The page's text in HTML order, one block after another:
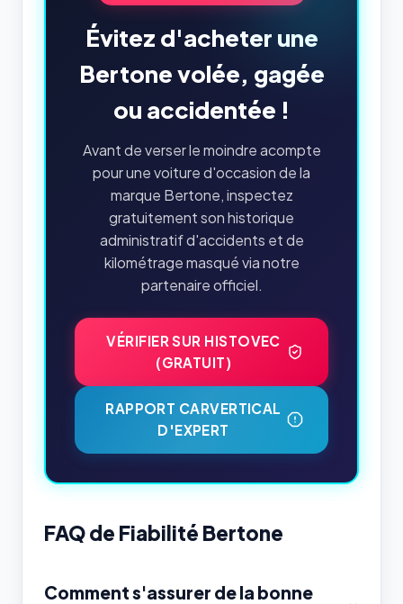
Évitez d'acheter une
Bertone volée, gagée
ou accidentée !
Avant de verser le moindre acompte
pour une voiture d'occasion de la
marque Bertone, inspectez
gratuitement son historique
administratif d'accidents et de
kilométrage masqué via notre
partenaire officiel.
VÉRIFIER SUR HISTOVEC
(GRATUIT)
RAPPORT CARVERTICAL
D'EXPERT
FAQ de Fiabilité Bertone
Comment s'assurer de la bonne